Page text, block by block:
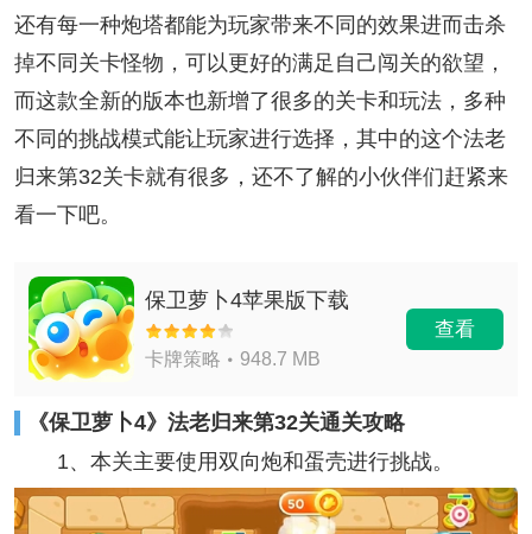
还有每一种炮塔都能为玩家带来不同的效果进而击杀
掉不同关卡怪物，可以更好的满足自己闯关的欲望，
而这款全新的版本也新增了很多的关卡和玩法，多种
不同的挑战模式能让玩家进行选择，其中的这个法老
归来第32关卡就有很多，还不了解的小伙伴们赶紧来
看一下吧。
保卫萝卜4苹果版下载
卡牌策略 948.7 MB
查看
《保卫萝卜4》法老归来第32关通关攻略
1、本关主要使用双向炮和蛋壳进行挑战。